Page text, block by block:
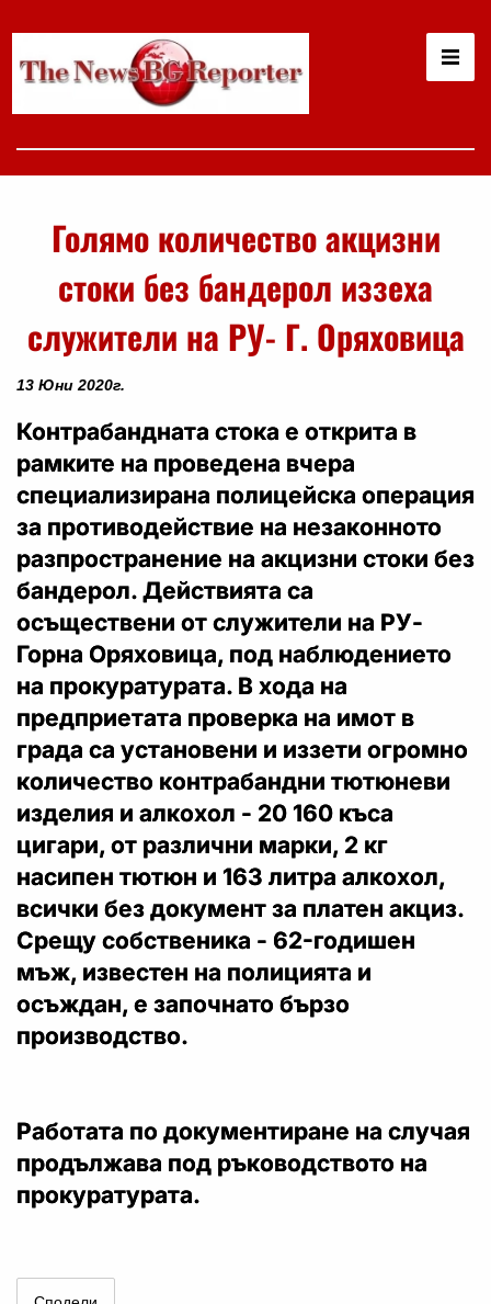
Голямо количество акцизни
стоки без бандерол иззеха
служители на РУ- Г. Оряховица
13 Юни 2020г.
Контрабандната стока е открита в
рамките на проведена вчера
специализирана полицейска операция
за противодействие на незаконното
разпространение на акцизни стоки без
бандерол. Действията са
осъществени от служители на РУ-
Горна Оряховица, под наблюдението
на прокуратурата. В хода на
предприетата проверка на имот в
града са установени и иззети огромно
количество контрабандни тютюневи
изделия и алкохол - 20 160 къса
цигари, от различни марки, 2 кг
насипен тютюн и 163 литра алкохол,
всички без документ за платен акциз.
Срещу собственика - 62-годишен
мъж, известен на полицията и
осъждан, е започнато бързо
производство.
Работата по документиране на случая
продължава под ръководството на
прокуратурата.